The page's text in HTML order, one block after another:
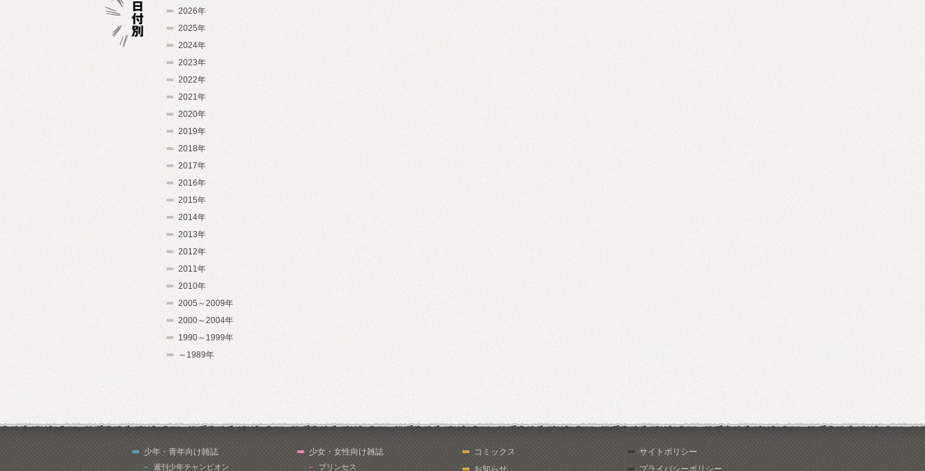
2026年
2025年
2024年
2023年
2022年
2021年
2020年
2019年
2018年
2017年
2016年
2015年
2014年
2013年
2012年
2011年
2010年
2005～2009年
2000～2004年
1990～1999年
～1989年
少年・青年向け雑誌
週刊少年チャンピオン
少女・女性向け雑誌
プリンセス
コミックス
お知らせ
サイトポリシー
プライバシーポリシー